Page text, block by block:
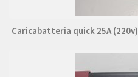
Caricabatteria quick 25A (220v)